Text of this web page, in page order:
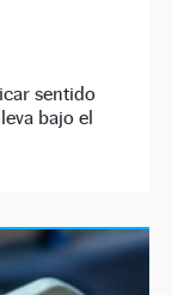
sentido
bajo el